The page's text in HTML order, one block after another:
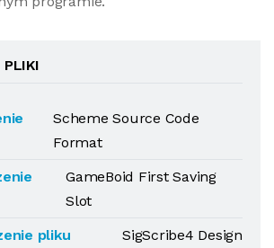
PLIKI
Scheme Source Code
Format
GameBoid First Saving
Slot
pliku
SigScribe4 Design